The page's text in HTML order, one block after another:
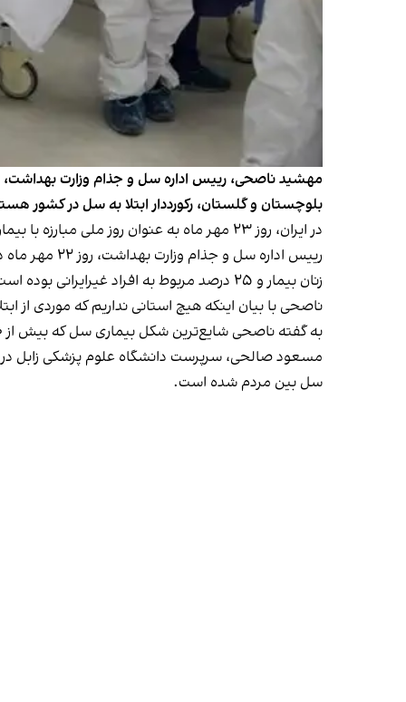
بلوچستان و گلستان، رکورددار ابتلا به سل در کشور
در ایران، روز ۲۳ مهر ماه به عنوان روز ملی مبارزه با بیماری سل نام‌گذاری شده است.
زنان بیمار و ۲۵ درصد مربوط به افراد غیرایرانی بوده است.
ناصحی با بیان اینکه هیچ استانی نداریم که موردی
به گفته ناصحی شایع‌ترین شکل بیماری سل که بیش از ۸۰ درصد موارد را تشکیل می‌دهد، سل ریوی است.
مسعود صالحی، سرپرست دانشگاه علوم پزشکی زابل در
سل بین مردم شده است.